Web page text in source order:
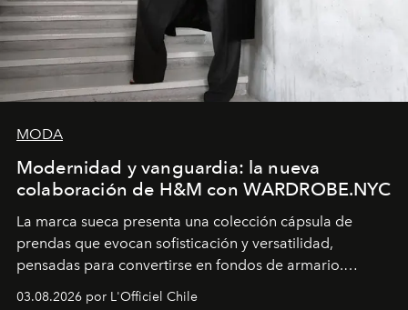
MODA
Modernidad y vanguardia: la nueva
colaboración de H&M con WARDROBE.NYC
La marca sueca presenta una colección cápsula de
prendas que evocan sofisticación y versatilidad,
pensadas para convertirse en fondos de armario.
03.08.2026 por L'Officiel Chile